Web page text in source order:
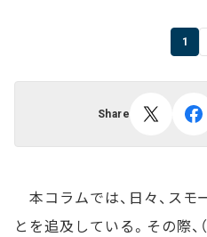
1
Share
本コラムでは、日々、スモ
とを追及している。その際、